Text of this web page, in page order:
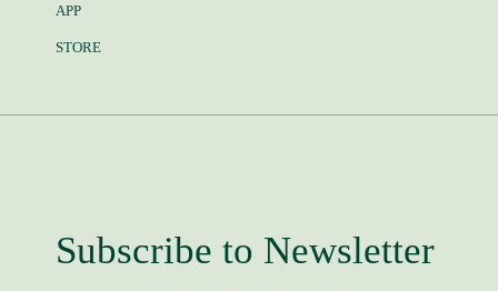
APP
STORE
Subscribe to Newsletter